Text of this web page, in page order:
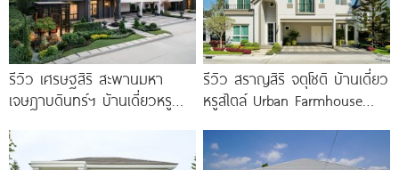
รีวิว เศรษฐสิริ สะพานมหา
เจษฎาบดินทร์ฯ บ้านเดี่ยวหรู
รถไฟฟ้า และทางด่วน เริ่ม 15.9
รีวิว สราญสิริ จตุโชติ บ้านเดี่ยว
หรูสไตล์ Urban Farmhouse​
ทางด่วนจตุโชติ เริ่ม 8.59